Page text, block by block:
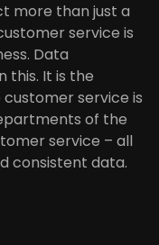
more than just a
service is
Data
this. It is the
service is
of the
service – all
consistent data.